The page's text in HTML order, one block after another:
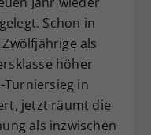
Schon in
als
höher
Turniersieg in
jetzt räumt die
als inzwischen
Ihre Consent-
anderem eine
ID, für die
Ihrer
falls der
dies eingestellt